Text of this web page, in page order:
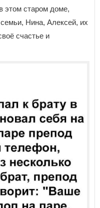
старом доме,
Нина, Алексей, их
счастье и